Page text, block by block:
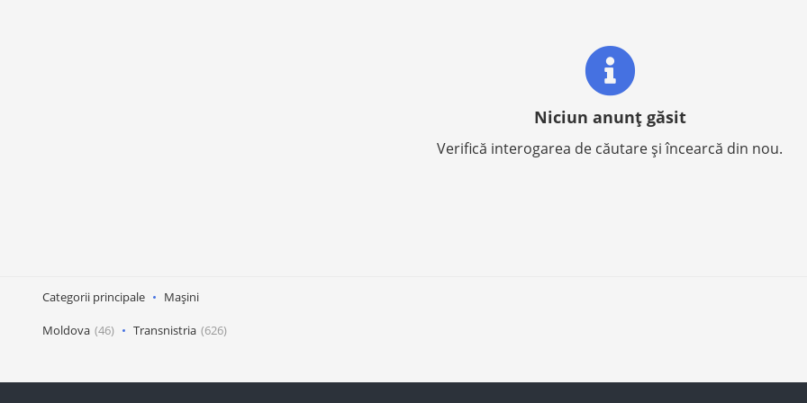
Niciun anunț găsit
Verifică interogarea de căutare și încearcă din nou.
Categorii principale Mașini
Moldova (46) Transnistria (626)